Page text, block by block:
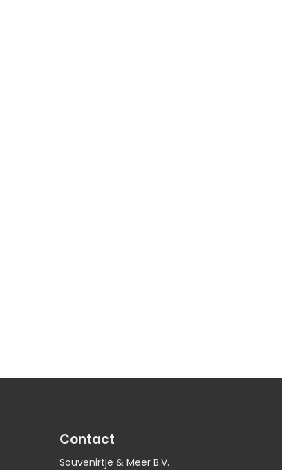
Contact
Souvenirtje & Meer B.V.